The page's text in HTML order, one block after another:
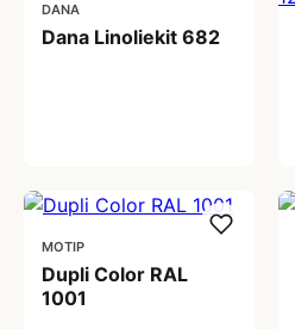
DANA
Dana Linoliekit 682
MOTIP
Dupli Color RAL
1001